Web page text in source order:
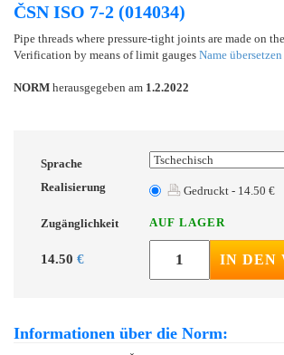
ČSN ISO 7-2 (014034)
Pipe threads where pressure-tight joints are made on
Verification by means of limit gauges Name übersetzen
NORM herausgegeben am 1.2.2022
Sprache
Realisierung
Gedruckt - 14.50 €
Zugänglichkeit AUF LAGER
14.50 € IN DEN
Informationen über die Norm: